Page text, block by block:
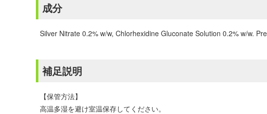
成分
Silver Nitrate 0.2% w/w, Chlorhexidine Gluconate Solution 0.2% w/w.
補足説明
【保管方法】
高温多湿を避け室温保存してください。